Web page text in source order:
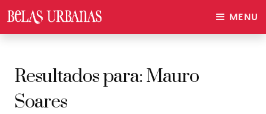
MENU
Resultados para:Mauro
Soares